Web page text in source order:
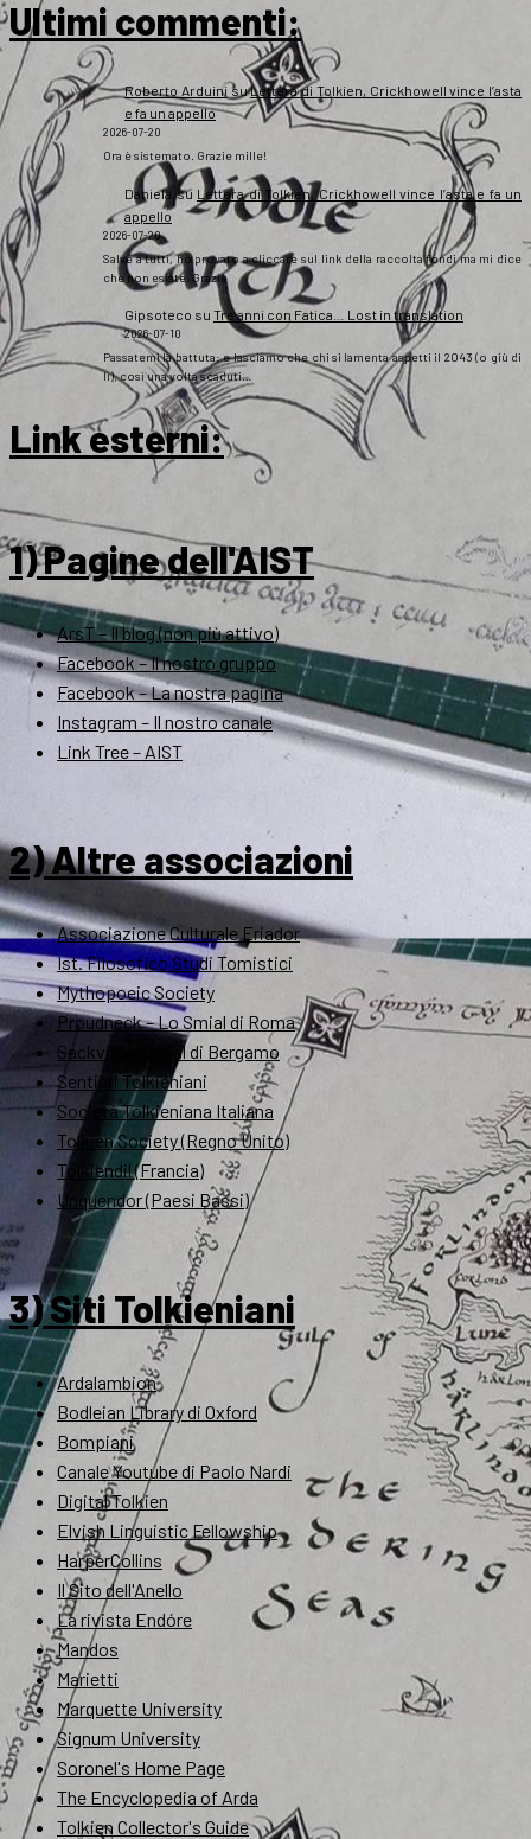
Ultimi commenti:
Roberto Arduini suLettera di Tolkien, Crickhowell vince l’asta
e fa un appello
2026-07-20
Ora è sistemato. Grazie mille!
Daniela su Lettera di Tolkien, Crickhowell vince l’asta e fa un
appello
2026-07-20
Salve a tutti, ho provato a cliccare sul link della raccolta fondi ma mi dice
che non esiste. Grazie
Gipsoteco su Tre anni con Fatica… Lost in translation
2026-07-10
Passatemi la battuta: e lasciamo che chi si lamenta aspetti il 2043 (o giù di
lì), così una volta scaduti…
Link esterni:
1) Pagine dell'AIST
ArsT – Il blog (non più attivo)
Facebook – Il nostro gruppo
Facebook – La nostra pagina
Instagram – Il nostro canale
Link Tree – AIST
2) Altre associazioni
Associazione Culturale Eriador
Ist. Filosofico Studi Tomistici
Mythopoeic Society
Proudneck – Lo Smial di Roma
Sackville – Smial di Bergamo
Sentieri Tolkieniani
Società Tolkieniana Italiana
Tolkien Society (Regno Unito)
Tolkiendil (Francia)
Unquendor (Paesi Bassi)
3) Siti Tolkieniani
Ardalambion
Bodleian Library di Oxford
Bompiani
Canale Youtube di Paolo Nardi
Digital Tolkien
Elvish Linguistic Fellowship
HarperCollins
Il Sito dell'Anello
La rivista Endóre
Mandos
Marietti
Marquette University
Signum University
Soronel's Home Page
The Encyclopedia of Arda
Tolkien Collector's Guide